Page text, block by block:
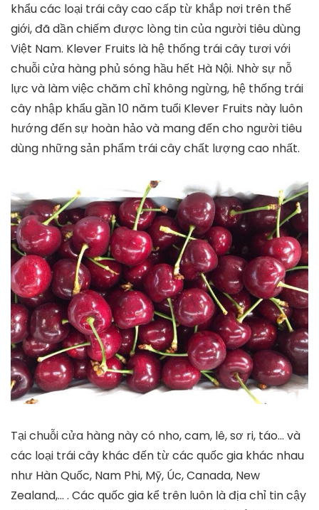
khẩu các loại trái cây cao cấp từ khắp nơi trên thế
giới, đã dần chiếm được lòng tin của người tiêu dùng
Việt Nam. Klever Fruits là hệ thống trái cây tươi với
chuỗi cửa hàng phủ sóng hầu hết Hà Nội. Nhờ sự nỗ
lực và làm việc chăm chỉ không ngừng, hệ thống trái
cây nhập khẩu gần 10 năm tuổi Klever Fruits này luôn
hướng đến sự hoàn hảo và mang đến cho người tiêu
dùng những sản phẩm trái cây chất lượng cao nhất.
Tại chuỗi cửa hàng này có nho, cam, lê, sơ ri, táo… và
các loại trái cây khác đến từ các quốc gia khác nhau
như Hàn Quốc, Nam Phi, Mỹ, Úc, Canada, New
Zealand,… . Các quốc gia kể trên luôn là địa chỉ tin cậy